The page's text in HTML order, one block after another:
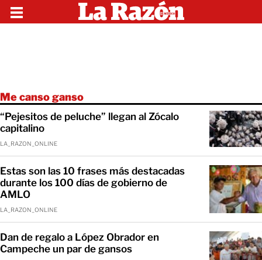
Me canso ganso
“Pejesitos de peluche” llegan al Zócalo
capitalino
LA_RAZON_ONLINE
Estas son las 10 frases más destacadas
durante los 100 días de gobierno de
AMLO
LA_RAZON_ONLINE
Dan de regalo a López Obrador en
Campeche un par de gansos